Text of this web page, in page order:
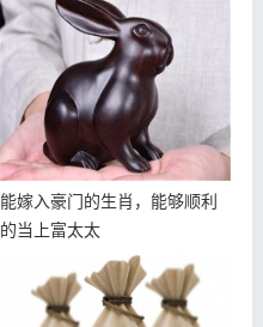
能嫁入豪门的生肖，能够顺利
的当上富太太